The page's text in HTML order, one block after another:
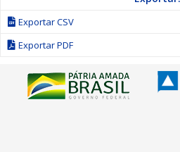
Exportar CSV
Exportar PDF